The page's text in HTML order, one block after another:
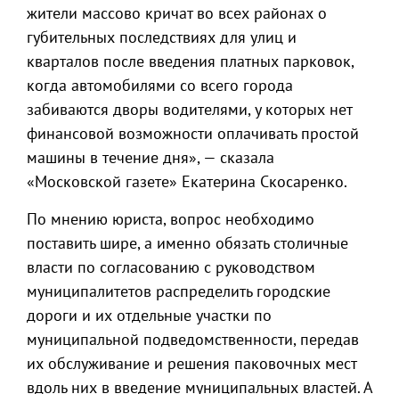
жители массово кричат во всех районах о
губительных последствиях для улиц и
кварталов после введения платных парковок,
когда автомобилями со всего города
забиваются дворы водителями, у которых нет
финансовой возможности оплачивать простой
машины в течение дня», — сказала
«Московской газете» Екатерина Скосаренко.
По мнению юриста, вопрос необходимо
поставить шире, а именно обязать столичные
власти по согласованию с руководством
муниципалитетов распределить городские
дороги и их отдельные участки по
муниципальной подведомственности, передав
их обслуживание и решения паковочных мест
вдоль них в введение муниципальных властей. А